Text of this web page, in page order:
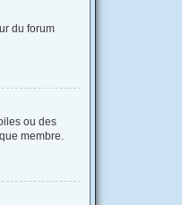
du forum
ou des
membre.